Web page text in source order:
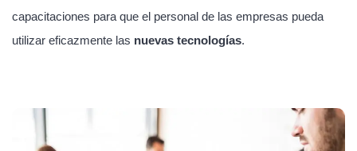
capacitaciones para que el personal de las empresas pueda
utilizar eficazmente las nuevas tecnologías.